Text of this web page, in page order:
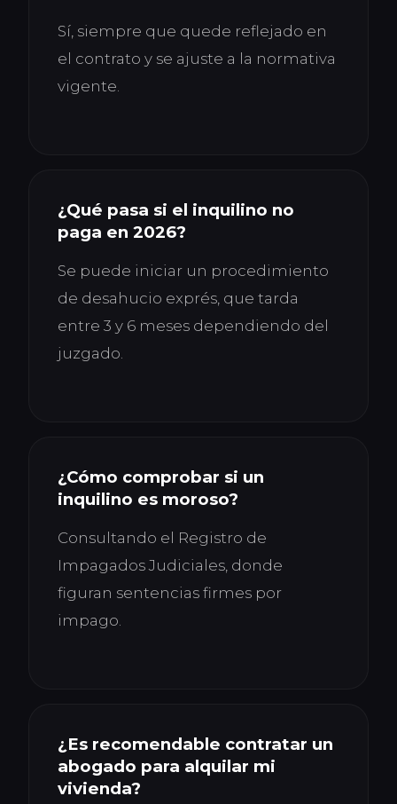
Sí, siempre que quede reflejado en
el contrato y se ajuste a la normativa
vigente.
¿Qué pasa si el inquilino no
paga en 2026?
Se puede iniciar un procedimiento
de desahucio exprés, que tarda
entre 3 y 6 meses dependiendo del
juzgado.
¿Cómo comprobar si un
inquilino es moroso?
Consultando el Registro de
Impagados Judiciales, donde
figuran sentencias firmes por
impago.
¿Es recomendable contratar un
abogado para alquilar mi
vivienda?